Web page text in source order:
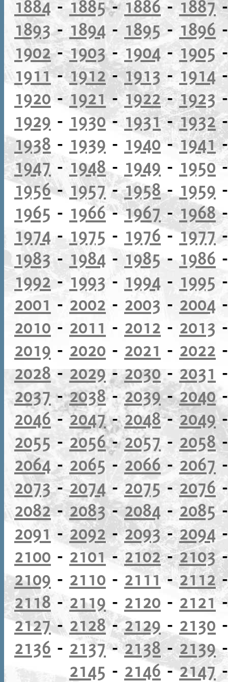
1884 - 1885-1886- 1887
1893- 1894 - 1895 - 1896
1902-1903-1904-1905
1911-1912-1913 -1914
1920 - 1921-1922-1923
1929 - 1930- 1931-1932
1938 - 1939 - 1940-1941
1947 - 1948- 1949 - 1950
1956- 1957-1958- 1959
1965 - 1966-1967-1968
1974 - 1975 - 1976 -1977
1983- 1984 - 1985 - 1986
1992-1993 - 1994 - 1995
2001 - 2002 - 2003 - 2004
2010 - 2011 - 2012 - 2013
2019 - 2020 - 2021 - 2022
2028 - 2029 -2030- 2031
2037-2038-2039-2040
2046-2047-2048-2049
2055 - 2056-2057 - 2058
2064 - 2065 - 2066 - 2067
2073-2074- 2075- 2076
2082-2083-2084-2085
2091 -2092 -2093-2094
2100 - 2101-2102-2103
2109 - 2110 - 2111-2112
2118- 2119 - 2120 - 2121
2127- 2128-2129 - 2130
2136 - 2137-2138- 2139
2145 - 2146-2147